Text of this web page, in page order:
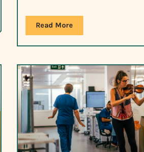
Read More